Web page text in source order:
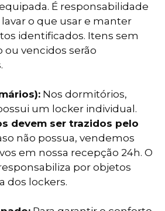
É responsabilidade
o que usar e manter
identificados. Itens sem
ou vencidos serão
Nos dormitórios,
um locker individual.
devem ser trazidos pelo
não possua, vendemos
em nossa recepção 24h. O
por objetos
dos lockers.